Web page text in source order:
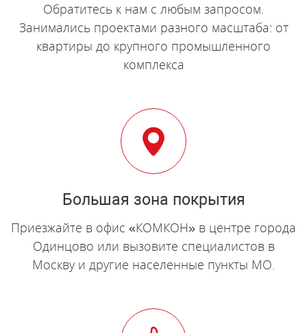
Обратитесь к нам с любым запросом.
Занимались проектами разного масштаба: от
квартиры до крупного промышленного
комплекса
Большая зона покрытия
Приезжайте в офис «КОМКОН» в центре города
Одинцово или вызовите специалистов в
Москву и другие населенные пункты МО.